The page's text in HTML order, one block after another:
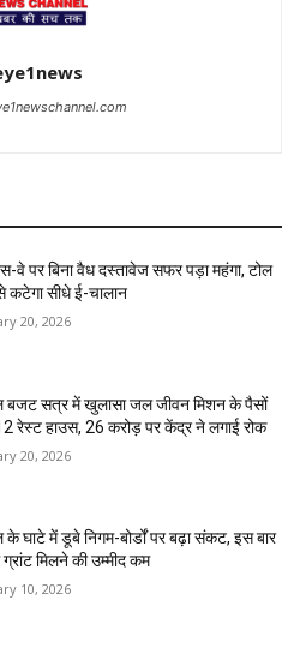
वे पर बिना वैध दस्तावेज सफर पड़ा महंगा, टोल
कटेगा सीधे ई-चालान
20, 2026
बजट सत्र में खुलासा जल जीवन मिशन के पैसों
रेस्ट हाउस, 26 करोड़ पर केंद्र ने लगाई रोक
20, 2026
के घाटे में डूबे निगम-बोर्डों पर बढ़ा संकट, इस बार
मिलने की उम्मीद कम
10, 2026